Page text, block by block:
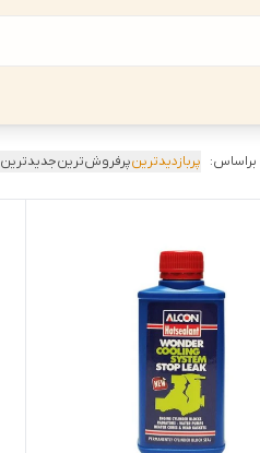
پربازدیدترینپرفروش‌ترینجدیدترین